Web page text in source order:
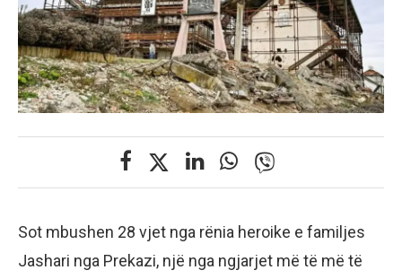
Sot mbushen 28 vjet nga rënia heroike e familjes
Jashari nga Prekazi, një nga ngjarjet më të më të